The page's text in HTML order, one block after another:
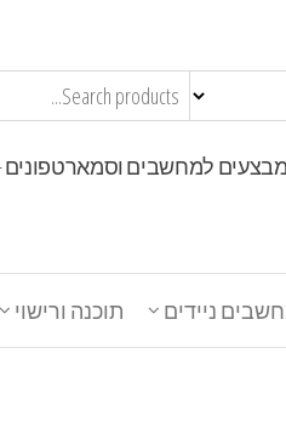
למחשבים וסמארטפונים – חייגו
ניידים תוכנה ורישוי